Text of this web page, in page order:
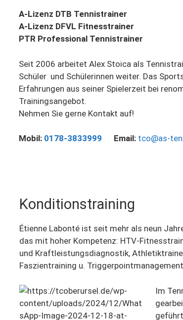
A-Lizenz DTB Tennistrainer
A-Lizenz DFVL Fitnesstrainer
PTR Professional Tennistrainer
Seit 2006 arbeitet Alex Stoica als
Schüler und Schülerinnen weiter. Das
Erfahrungen aus seiner Spielerzeit bei
Trainingsangebot.
Nehmen Sie gerne Kontakt auf!
Mobil: 0178-3833999 Email: tco@as-
Konditionstraining
Étienne Labonté ist seit mehr als neun
das mit hoher Kompetenz: HTV-
und Kraftleistungsdiagnostik,
Faszientraining u.
Im